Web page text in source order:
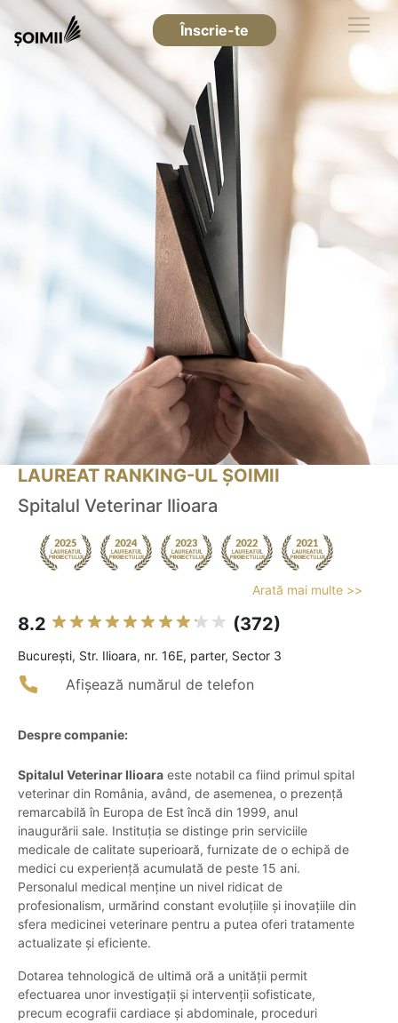
Înscrie-te
LAUREAT RANKING-UL ȘOIMII
Spitalul Veterinar Ilioara
Arată mai multe >>
8.2 (372)
Bucureşti, Str. Ilioara, nr. 16E, parter, Sector 3
Afișează numărul de telefon
Despre companie:
Spitalul Veterinar Ilioara este notabil ca fiind primul spital
veterinar din România, având, de asemenea, o prezență
remarcabilă în Europa de Est încă din 1999, anul
inaugurării sale. Instituția se distinge prin serviciile
medicale de calitate superioară, furnizate de o echipă de
medici cu experiență acumulată de peste 15 ani.
Personalul medical menține un nivel ridicat de
profesionalism, urmărind constant evoluțiile și inovațiile din
sfera medicinei veterinare pentru a putea oferi tratamente
actualizate și eficiente.
Dotarea tehnologică de ultimă oră a unității permit
efectuarea unor investigații și intervenții sofisticate,
precum ecografii cardiace și abdominale, proceduri